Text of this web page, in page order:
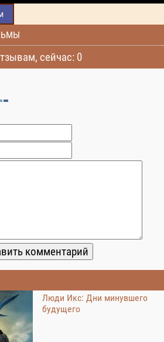
сейчас: 0
Люди Икс: Дни минувшего
будущего